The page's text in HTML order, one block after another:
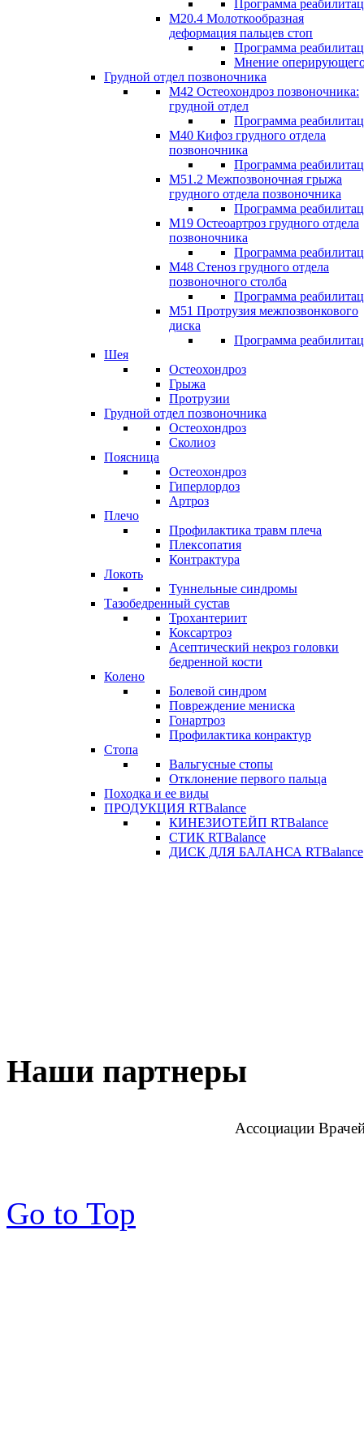
Программа
М20.4 Молоткообразная
деформация пальцев стоп
Программа
Мнение
Грудной отдел позвоночника
М42 Остеохондроз позвоночника:
грудной отдел
Программа
М40 Кифоз грудного отдела
позвоночника
Программа
M51.2 Межпозвоночная грыжа
грудного отдела позвоночника
Программа
М19 Остеоартроз грудного отдела
позвоночника
Программа
M48 Стеноз грудного отдела
позвоночного столба
Программа
М51 Протрузия межпозвонкового
диска
Программа
Шея
Остеохондроз
Грыжа
Протрузии
Грудной отдел позвоночника
Остеохондроз
Сколиоз
Поясница
Остеохондроз
Гиперлордоз
Артроз
Плечо
Профилактика травм плеча
Плексопатия
Контрактура
Локоть
Туннельные синдромы
Тазобедренный сустав
Трохантериит
Коксартроз
Асептический некроз головки
бедренной кости
Колено
Болевой синдром
Повреждение мениска
Гонартроз
Профилактика конрактур
Стопа
Вальгусные стопы
Отклонение первого пальца
Походка и ее виды
ПРОДУКЦИЯ RTBalance
КИНЕЗИОТЕЙП RTBalance
СТИК RTBalance
ДИСК ДЛЯ БАЛАНСА RTBalance
Наши партнеры
Ассоциации
Go to Top